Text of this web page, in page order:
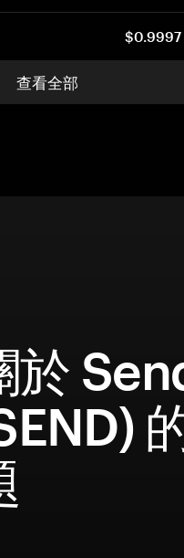
$0.9997
查看全部
於